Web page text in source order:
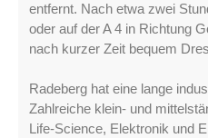
entfernt. Nach etwa zwei
oder auf der A 4 in Richtung
nach kurzer Zeit bequem
Radeberg hat eine lange
Zahlreiche klein- und
Life-Science, Elektronik und